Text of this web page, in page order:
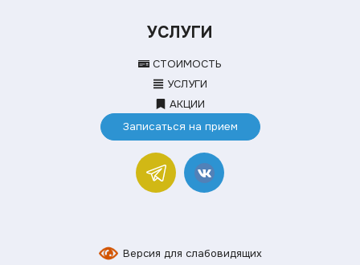
УСЛУГИ
СТОИМОСТЬ
УСЛУГИ
АКЦИИ
Записаться на прием
Версия для слабовидящих